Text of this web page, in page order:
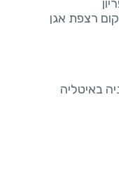
רצפת אגן
באיטליה